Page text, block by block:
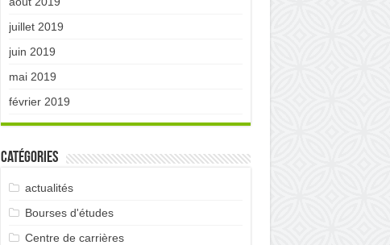
juillet 2019
juin 2019
mai 2019
février 2019
Catégories
actualités
Bourses d'études
Centre de carrières